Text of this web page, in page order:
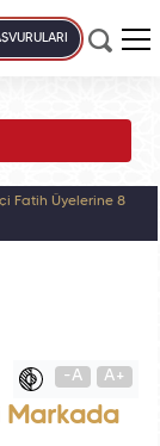
Fatih Üyelerine 8
-A A+
Markada